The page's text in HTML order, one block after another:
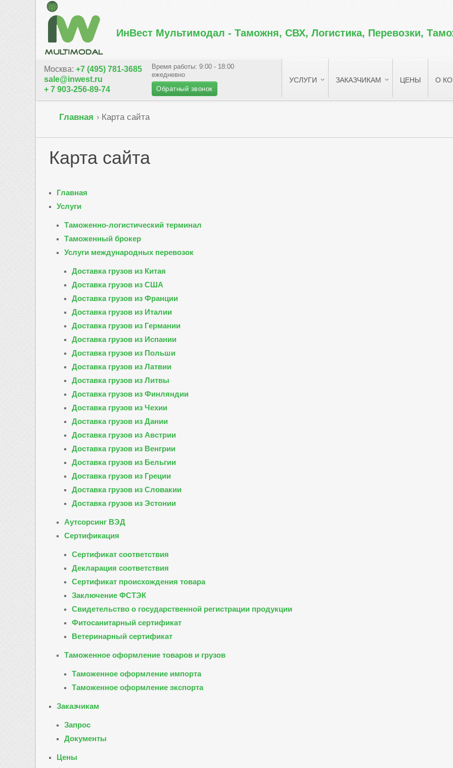
ИнВест Мультимодал - Таможня, СВХ, Логистика, Перевозки,
Москва: +7 (495) 781-3685
sale@inwest.ru
+ 7 903-256-89-74
Время работы: 9:00 - 18:00
ежедневно
Обратный звонок
УСЛУГИ ЗАКАЗЧИКАМ ЦЕНЫ О
Главная Карта сайта
Карта сайта
Главная
Услуги
Таможенно-логистический терминал
Таможенный брокер
Услуги международных перевозок
Доставка грузов из Китая
Доставка грузов из США
Доставка грузов из Франции
Доставка грузов из Италии
Доставка грузов из Германии
Доставка грузов из Испании
Доставка грузов из Польши
Доставка грузов из Латвии
Доставка грузов из Литвы
Доставка грузов из Финляндии
Доставка грузов из Чехии
Доставка грузов из Дании
Доставка грузов из Австрии
Доставка грузов из Венгрии
Доставка грузов из Бельгии
Доставка грузов из Греции
Доставка грузов из Словакии
Доставка грузов из Эстонии
Аутсорсинг ВЭД
Сертификация
Сертификат соответствия
Декларация соответствия
Сертификат происхождения товара
Заключение ФСТЭК
Свидетельство о государственной регистрации продукции
Фитосанитарный сертификат
Ветеринарный сертификат
Таможенное оформление товаров и грузов
Таможенное оформление импорта
Таможенное оформление экспорта
Заказчикам
Запрос
Документы
Цены